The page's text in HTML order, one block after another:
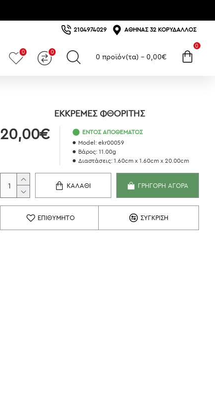
2104974029 ΑΘΗΝΆΣ 32 ΚΟΡΥΔΑΛΛΌΣ
0 0
0 προϊόν(τα) - 0,00€
0
ΕΚΚΡΕΜΈΣ ΦΘΟΡΊΤΗΣ
20,00€
ΕΝΤΌΣ ΑΠΟΘΈΜΑΤΟΣ
Model: ekr00059
Βάρος: 11.00g
Διαστάσεις: 1.60cm x 1.60cm x 20.00cm
ΚΑΛΆΘΙ ΓΡΉΓΟΡΗ ΑΓΟΡΆ
ΕΠΙΘΥΜΗΤΌ ΣΎΓΚΡΙΣΗ